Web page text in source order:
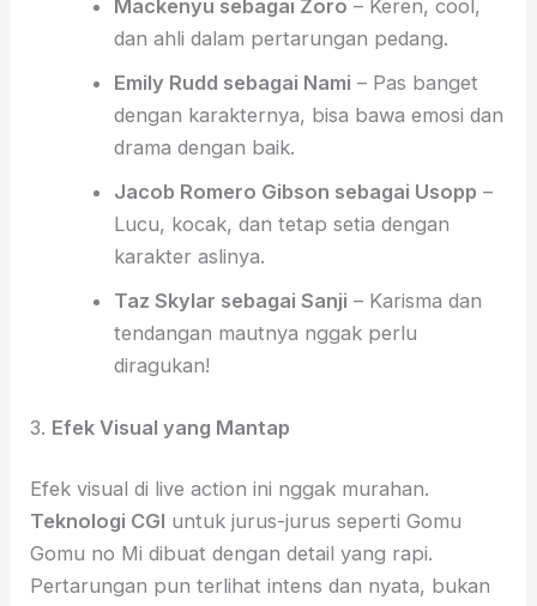
Mackenyu sebagai Zoro – Keren, cool,
dan ahli dalam pertarungan pedang.
Emily Rudd sebagai Nami – Pas banget
dengan karakternya, bisa bawa emosi dan
drama dengan baik.
Jacob Romero Gibson sebagai Usopp –
Lucu, kocak, dan tetap setia dengan
karakter aslinya.
Taz Skylar sebagai Sanji – Karisma dan
tendangan mautnya nggak perlu
diragukan!
3. Efek Visual yang Mantap
Efek visual di live action ini nggak murahan.
Teknologi CGI untuk jurus-jurus seperti Gomu
Gomu no Mi dibuat dengan detail yang rapi.
Pertarungan pun terlihat intens dan nyata, bukan